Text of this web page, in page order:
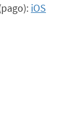
iOS